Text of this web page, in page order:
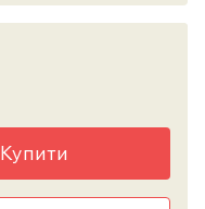
Купити